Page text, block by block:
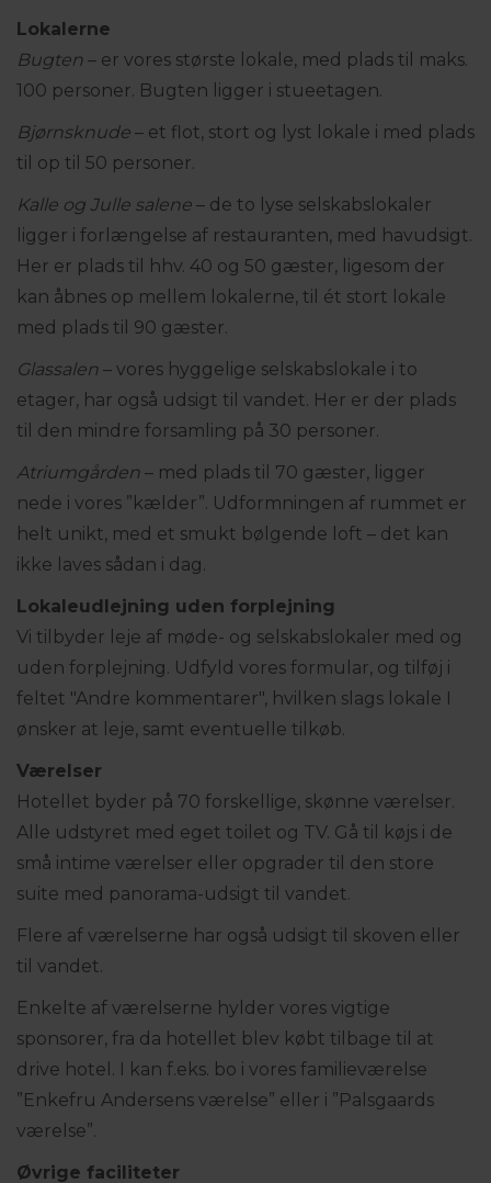
Lokalerne
Bugten – er vores største lokale, med plads til maks.
100 personer. Bugten ligger i stueetagen.
Bjørnsknude – et flot, stort og lyst lokale i med plads
til op til 50 personer.
Kalle og Julle salene – de to lyse selskabslokaler
ligger i forlængelse af restauranten, med havudsigt.
Her er plads til hhv. 40 og 50 gæster, ligesom der
kan åbnes op mellem lokalerne, til ét stort lokale
med plads til 90 gæster.
Glassalen – vores hyggelige selskabslokale i to
etager, har også udsigt til vandet. Her er der plads
til den mindre forsamling på 30 personer.
Atriumgården – med plads til 70 gæster, ligger
nede i vores ”kælder”. Udformningen af rummet er
helt unikt, med et smukt bølgende loft – det kan
ikke laves sådan i dag.
Lokaleudlejning uden forplejning
Vi tilbyder leje af møde- og selskabslokaler med og
uden forplejning. Udfyld vores formular, og tilføj i
feltet "Andre kommentarer", hvilken slags lokale I
ønsker at leje, samt eventuelle tilkøb.
Værelser
Hotellet byder på 70 forskellige, skønne værelser.
Alle udstyret med eget toilet og TV. Gå til køjs i de
små intime værelser eller opgrader til den store
suite med panorama-udsigt til vandet.
Flere af værelserne har også udsigt til skoven eller
til vandet.
Enkelte af værelserne hylder vores vigtige
sponsorer, fra da hotellet blev købt tilbage til at
drive hotel. I kan f.eks. bo i vores familieværelse
”Enkefru Andersens værelse” eller i ”Palsgaards
værelse”.
Øvrige faciliteter